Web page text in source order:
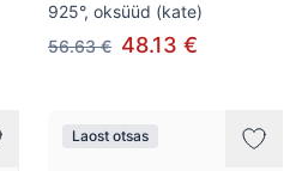
925°, oksüüd (kate)
56.63 € 48.13 €
Laost otsas